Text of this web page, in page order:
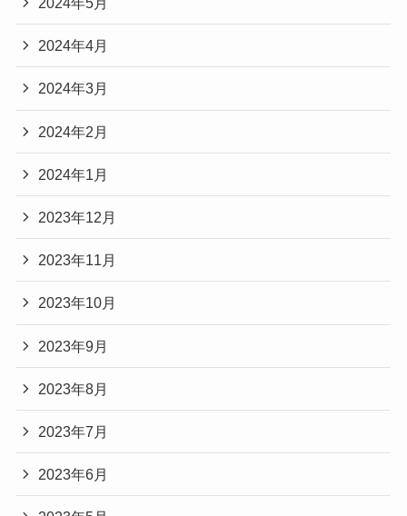
2024年4月
2024年3月
2024年2月
2024年1月
2023年12月
2023年11月
2023年10月
2023年9月
2023年8月
2023年7月
2023年6月